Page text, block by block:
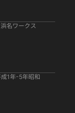
浜名ワークス
1年-5年昭和